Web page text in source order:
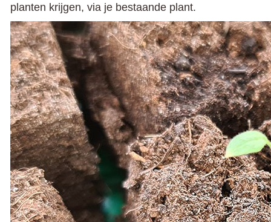
planten krijgen, via je bestaande plant.